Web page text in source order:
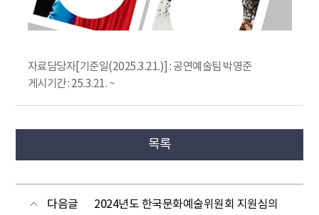
자료담당자[기준일(2025.3.21.)] : 공연예술팀 박영준
게시기간 : 25.3.21. ~
목록
다음글
2024년도 한국문화예술위원회 지원심의